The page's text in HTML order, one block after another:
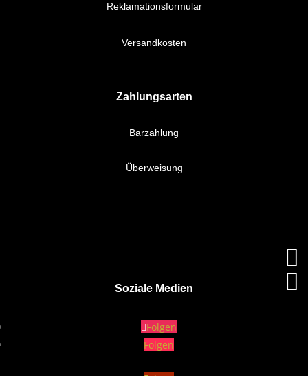
Reklamationsformular
Versandkosten
Zahlungsarten
Barzahlung
Überweisung
Soziale Medien
Folgen
Folgen

